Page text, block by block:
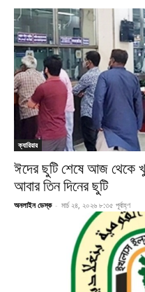
ক্যারিয়ার
ঈদের ছুটি শেষে আজ থেকে
আবার তিন দিনের ছুটি
অনলাইন ডেস্ক - মার্চ ২৪, ২০২৬ ৮:৩৫ পূর্বাহ্ণ